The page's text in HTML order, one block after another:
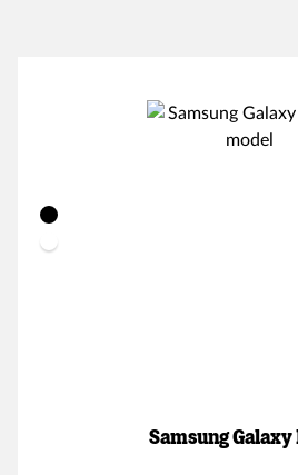
Samsung Galaxy